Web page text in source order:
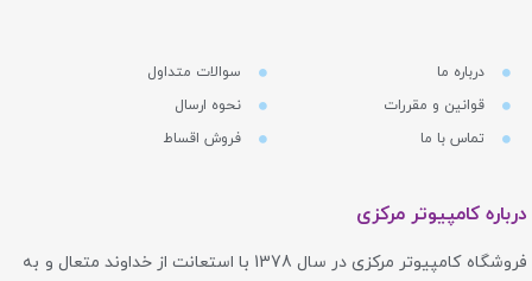
درباره ما
قوانین و مقررات
تماس با ما
سوالات متداول
نحوه ارسال
فروش اقساط
درباره کامپیوتر مرکزی
فروشگاه کامپیوتر مرکزی در سال 1378 با استعانت از خداوند متعال و به